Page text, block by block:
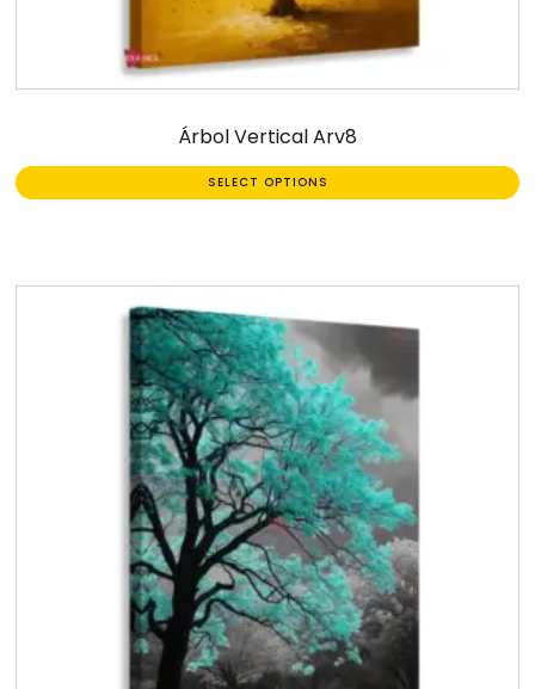
Árbol Vertical Arv8
SELECT OPTIONS